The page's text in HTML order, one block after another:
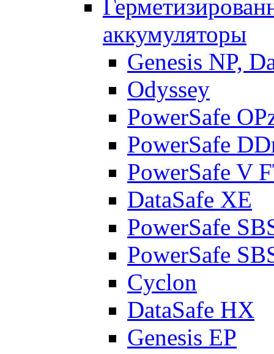
аккумуляторы
Genesis NP,
Odyssey
PowerSafe
PowerSafe
PowerSafe V
DataSafe XE
PowerSafe
PowerSafe
Cyclon
DataSafe HX
Genesis EP